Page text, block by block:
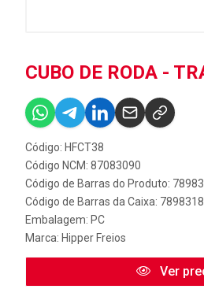
CUBO DE RODA -
Código: HFCT38
Código NCM: 87083090
Código de Barras do Produto:
Código de Barras da Caixa:
Embalagem: PC
Marca: Hipper Freios
Ver